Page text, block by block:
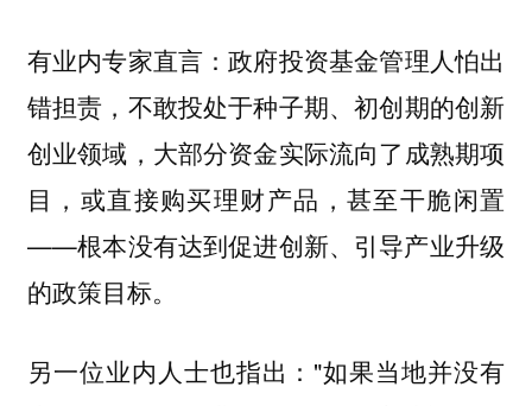
有业内专家直言：政府投资基金管理人怕出
错担责，不敢投处于种子期、初创期的创新
创业领域，大部分资金实际流向了成熟期项
目，或直接购买理财产品，甚至干脆闲置
——根本没有达到促进创新、引导产业升级
的政策目标。
另一位业内人士也指出："如果当地并没有